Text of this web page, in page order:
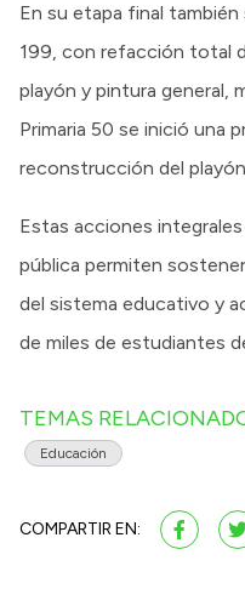
En su etapa final también
199, con refacción total
playón y pintura general,
Primaria 50 se inició una
reconstrucción del
Estas acciones
pública permiten
del sistema educativo y
de miles de estudiantes
TEMAS
Educación
COMPARTIR EN: